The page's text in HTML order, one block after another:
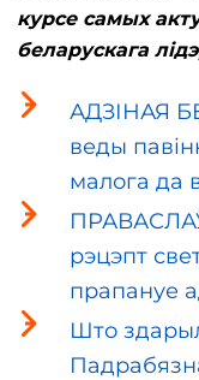
курсе самых
беларускага
АДЗІНАЯ
веды
малога да
рэцэпт
прапануе
Што